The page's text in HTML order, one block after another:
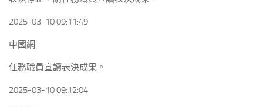
2025-03-10 09:11:49
中國網:
任務職員宣讀表決成果。
2025-03-10 09:12:04